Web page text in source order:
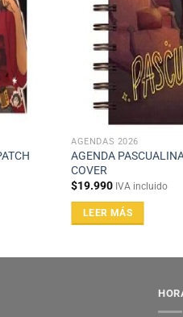
AGENDAS 2026
AGENDA
COVER
$19.990 IVA incluido
LEER MÁS